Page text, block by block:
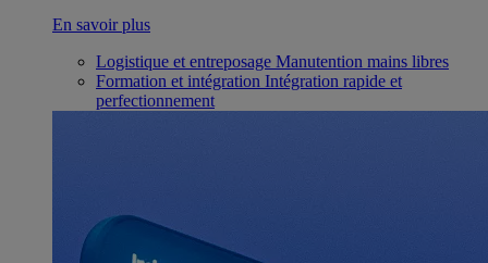
En savoir plus
Logistique et entreposage Manutention mains libres
Formation et intégration Intégration rapide et
perfectionnement